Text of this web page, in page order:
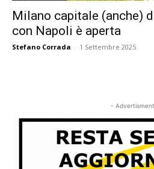
Milano capitale (anche)
con Napoli è aperta
Stefano Corrada - 1 Settembre 2025
-